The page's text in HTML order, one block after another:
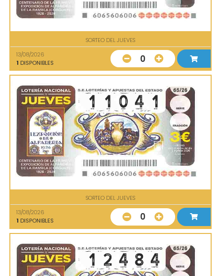
SORTEO DEL JUEVES
13/08/2026
1 DISPONIBLES 0
SORTEO DEL JUEVES
13/08/2026
1 DISPONIBLES 0